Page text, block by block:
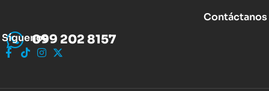
Contáctanos
099 202 8157
Síguenos